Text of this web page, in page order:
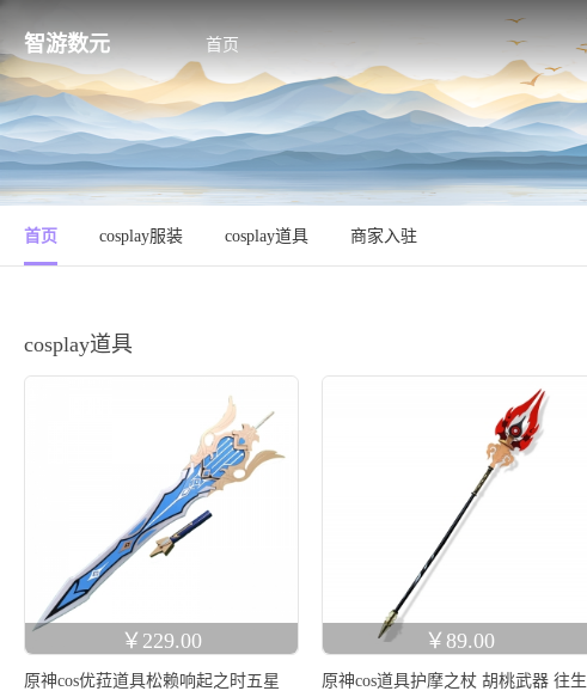
智游数元 首页
首页 cosplay服装 cosplay道具 商家入驻
cosplay道具
￥229.00
原神cos优菈道具松赖响起之时五星
￥89.00
原神cos道具护摩之杖 胡桃武器 往生